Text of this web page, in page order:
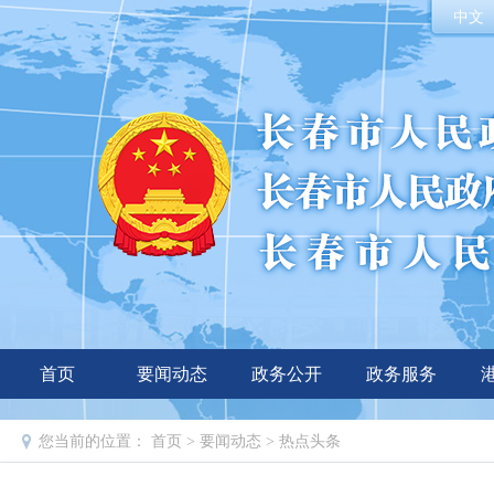
中文
首页 要闻动态 政务公开 政务服务
您当前的位置： 首页 > 要闻动态 > 热点头条